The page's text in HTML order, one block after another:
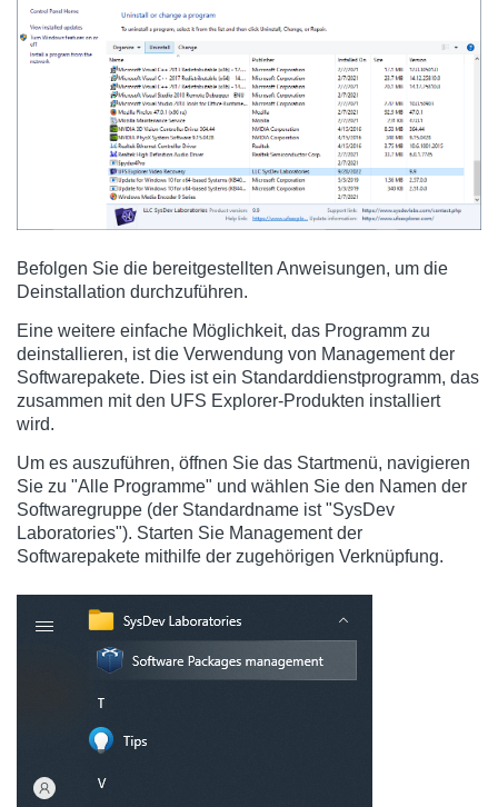
Befolgen Sie die bereitgestellten Anweisungen, um die
Deinstallation durchzuführen.
Eine weitere einfache Möglichkeit, das Programm zu
deinstallieren, ist die Verwendung von Management der
Softwarepakete. Dies ist ein Standarddienstprogramm, das
zusammen mit den UFS Explorer-Produkten installiert
wird.
Um es auszuführen, öffnen Sie das Startmenü, navigieren
Sie zu "Alle Programme" und wählen Sie den Namen der
Softwaregruppe (der Standardname ist "SysDev
Laboratories"). Starten Sie Management der
Softwarepakete mithilfe der zugehörigen Verknüpfung.